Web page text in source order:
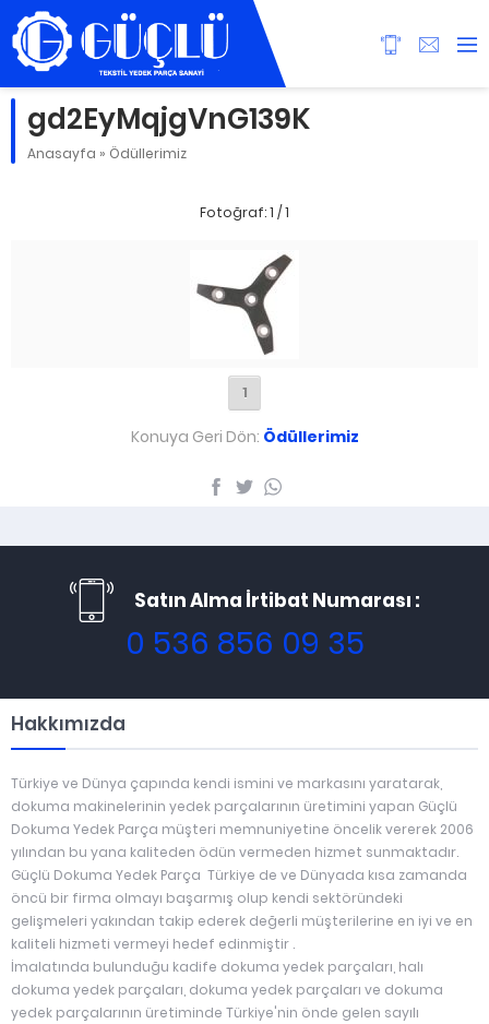
gd2EyMqjgVnG139K
Anasayfa » Ödüllerimiz
Fotoğraf: 1 / 1
1
Konuya Geri Dön: Ödüllerimiz
Satın Alma İrtibat Numarası :
0 536 856 09 35
Hakkımızda
Türkiye ve Dünya çapında kendi ismini ve markasını yaratarak,
dokuma makinelerinin yedek parçalarının üretimini yapan Güçlü
Dokuma Yedek Parça müşteri memnuniyetine öncelik vererek 2006
yılından bu yana kaliteden ödün vermeden hizmet sunmaktadır.
Güçlü Dokuma Yedek Parça Türkiye de ve Dünyada kısa zamanda
öncü bir firma olmayı başarmış olup kendi sektöründeki
gelişmeleri yakından takip ederek değerli müşterilerine en iyi ve en
kaliteli hizmeti vermeyi hedef edinmiştir .
İmalatında bulunduğu kadife dokuma yedek parçaları, halı
dokuma yedek parçaları, dokuma yedek parçaları ve dokuma
yedek parçalarının üretiminde Türkiye'nin önde gelen sayılı